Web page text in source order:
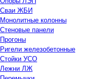
Сваи ЖБИ
Монолитные колонны
Стеновые панели
Прогоны
Ригели железобетонные
Стойки УСО
Лежни ЛЖ